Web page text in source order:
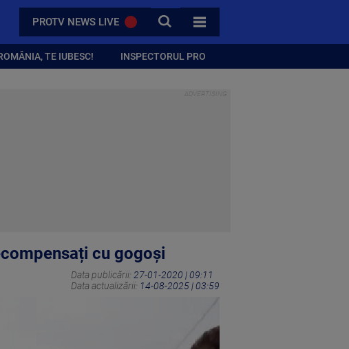
PROTV NEWS LIVE CAUTA
TOATE CATEGORIILE
TE IUBESC! INSPECTORUL PRO
cu gogoși
Data publicării: 27-01-2020 | 09:11
Data actualizării: 14-08-2025 | 03:59